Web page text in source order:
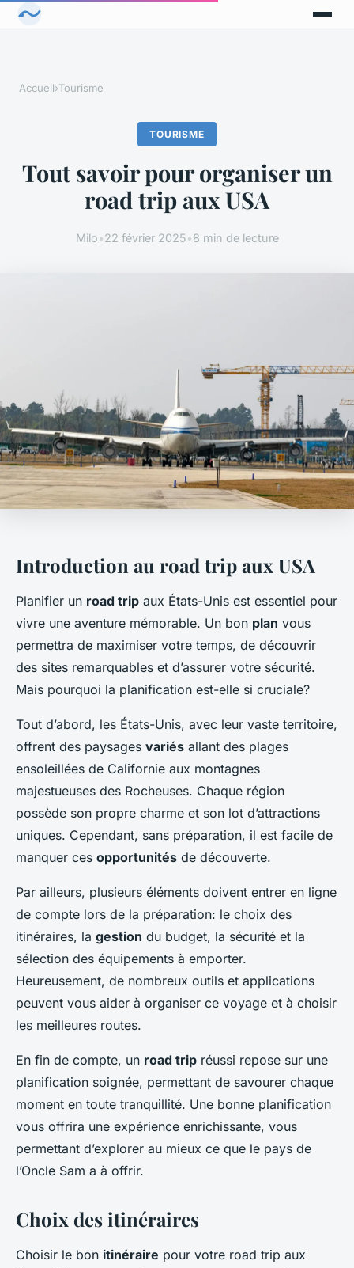
Accueil›Tourisme
TOURISME
Tout savoir pour organiser un
road trip aux USA
Milo•22 février 2025•8 min de lecture
Introduction au road trip aux USA
Planifier un road trip aux États-Unis est essentiel pour
vivre une aventure mémorable. Un bon plan vous
permettra de maximiser votre temps, de découvrir
des sites remarquables et d’assurer votre sécurité.
Mais pourquoi la planification est-elle si cruciale?
Tout d’abord, les États-Unis, avec leur vaste territoire,
offrent des paysages variés allant des plages
ensoleillées de Californie aux montagnes
majestueuses des Rocheuses. Chaque région
possède son propre charme et son lot d’attractions
uniques. Cependant, sans préparation, il est facile de
manquer ces opportunités de découverte.
Par ailleurs, plusieurs éléments doivent entrer en ligne
de compte lors de la préparation: le choix des
itinéraires, la gestion du budget, la sécurité et la
sélection des équipements à emporter.
Heureusement, de nombreux outils et applications
peuvent vous aider à organiser ce voyage et à choisir
les meilleures routes.
En fin de compte, un road trip réussi repose sur une
planification soignée, permettant de savourer chaque
moment en toute tranquillité. Une bonne planification
vous offrira une expérience enrichissante, vous
permettant d’explorer au mieux ce que le pays de
l’Oncle Sam a à offrir.
Choix des itinéraires
Choisir le bon itinéraire pour votre road trip aux